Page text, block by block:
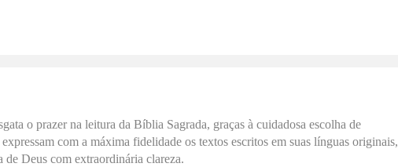
o prazer na leitura da Bíblia Sagrada, graças à cuidadosa escolha de
com a máxima fidelidade os textos escritos em suas línguas originais,
Deus com extraordinária clareza.